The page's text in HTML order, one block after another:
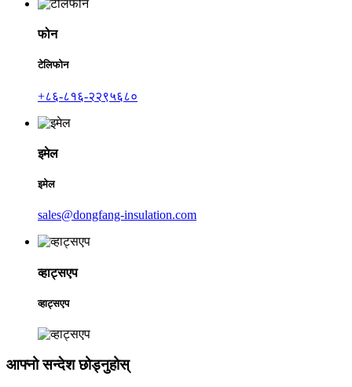
फोन
टेलिफोन
+८६-८१६-२२९५६८०
इमेल
इमेल
sales@dongfang-insulation.com
व्हाट्सएप
व्हाट्सएप
आफ्नो सन्देश छोड्नुहोस्